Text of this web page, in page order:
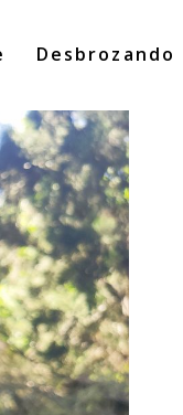
Desbrozando